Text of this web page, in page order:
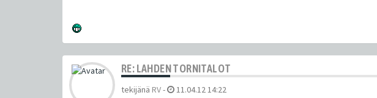
RE: LAHDEN TORNITALOT
tekijänä RV- 11.04.12 14:22